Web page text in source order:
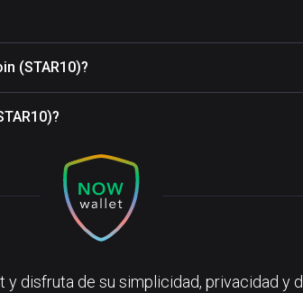
(STAR10)?
y disfruta de su simplicidad, privacidad y